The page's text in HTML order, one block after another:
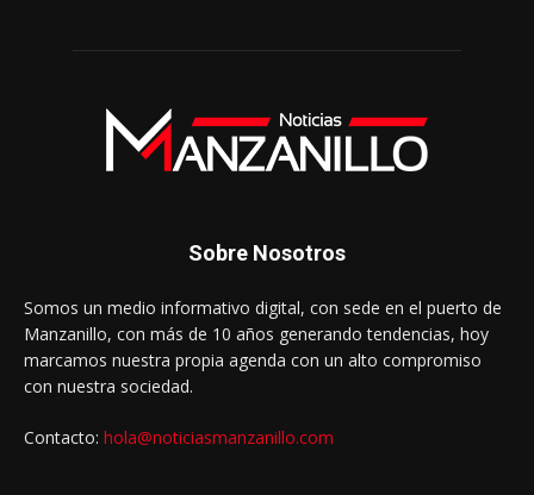
Sobre Nosotros
Somos un medio informativo digital, con sede en el puerto de
Manzanillo, con más de 10 años generando tendencias, hoy
marcamos nuestra propia agenda con un alto compromiso
con nuestra sociedad.
Contacto: hola@noticiasmanzanillo.com